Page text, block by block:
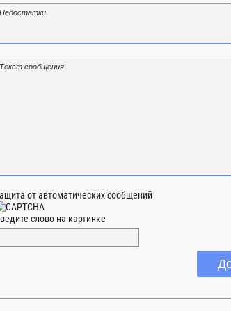
от автоматических сообщений
слово на картинке